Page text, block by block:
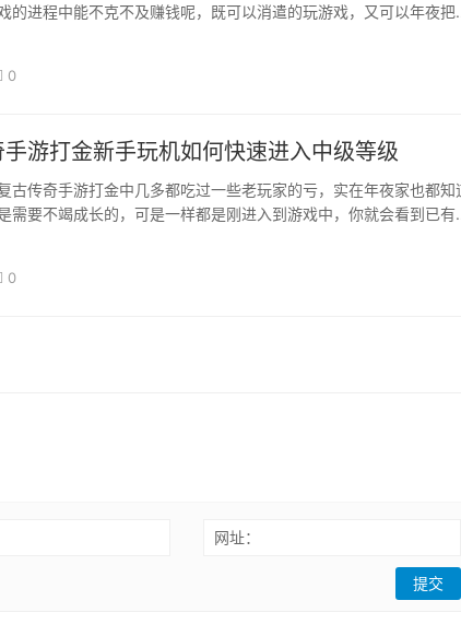
的进程中能不克不及赚钱呢，既可以消遣的玩游戏，又可以年夜把
0
游打金新手玩机如何快速进入中级等级
古传奇手游打金中几多都吃过一些老玩家的亏，实在年夜家也都知
需要不竭成长的，可是一样都是刚进入到游戏中，你就会看到已有
0
网址：